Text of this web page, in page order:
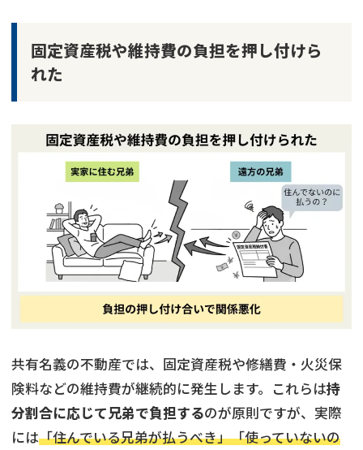
固定資産税や維持費の負担を押し付けら
れた
共有名義の不動産では、固定資産税や修繕費・火災保
険料などの維持費が継続的に発生します。これらは持
分割合に応じて兄弟で負担するのが原則ですが、実際
には「住んでいる兄弟が払うべき」「使っていないの